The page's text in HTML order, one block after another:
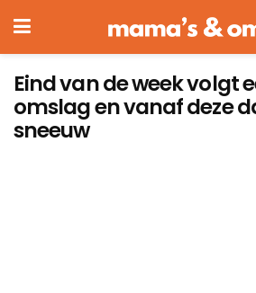
Eind van de week volgt
omslag en vanaf deze
sneeuw